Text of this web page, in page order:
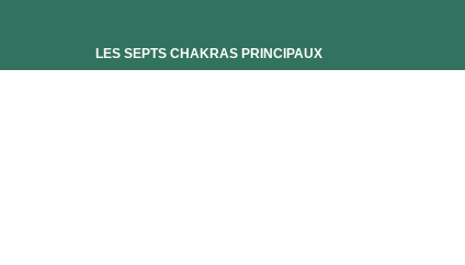
LES SEPTS CHAKRAS PRINCIPAUX